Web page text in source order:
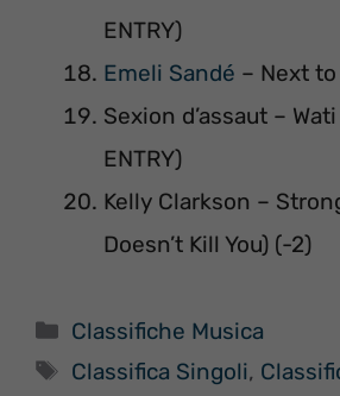
ENTRY)
Emeli Sandé – Next
Sexion d’assaut –
ENTRY)
Kelly Clarkson –
Doesn’t Kill You) (-2)
Categorie
Classifiche Musica
Tag
Classifica Singoli,